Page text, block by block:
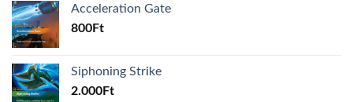
Acceleration Gate
800Ft
Siphoning Strike
2.000Ft